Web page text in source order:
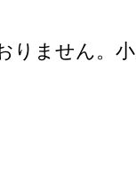
りません。